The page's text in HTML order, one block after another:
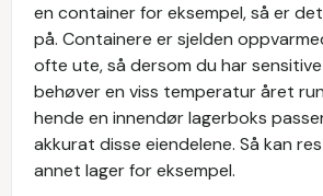
en container for eksempel, så er
på. Containere er sjelden
ofte ute, så dersom du har
behøver en viss temperatur året
hende en innendør lagerboks
akkurat disse eiendelene. Så kan
annet lager for eksempel.